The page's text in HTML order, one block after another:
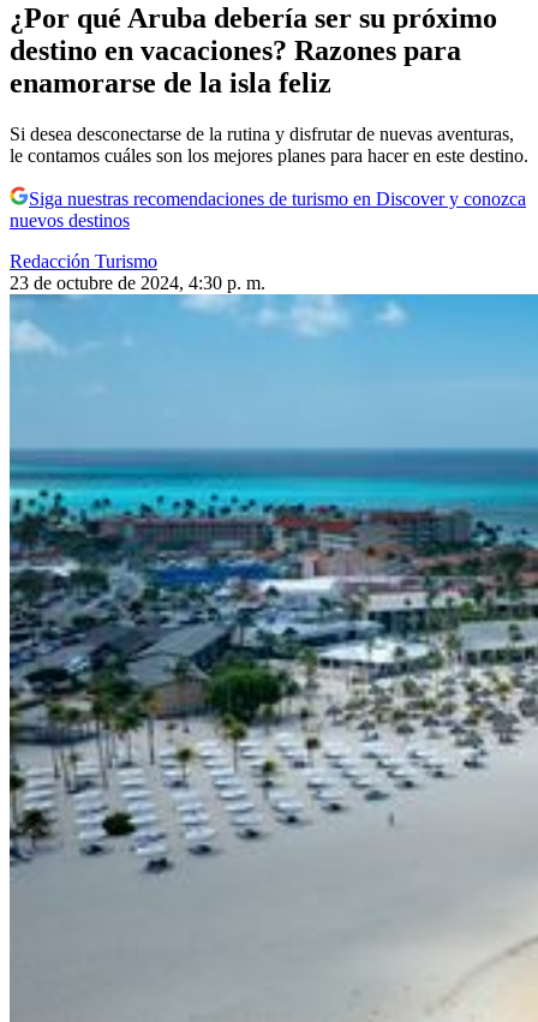
¿Por qué Aruba debería ser su próximo
destino en vacaciones? Razones para
enamorarse de la isla feliz
Si desea desconectarse de la rutina y disfrutar de nuevas aventuras,
le contamos cuáles son los mejores planes para hacer en este destino.
Siga nuestras recomendaciones de turismo en Discover y conozca
nuevos destinos
Redacción Turismo
23 de octubre de 2024, 4:30 p. m.